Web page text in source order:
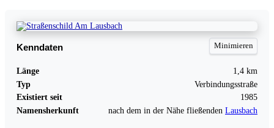
Kenndaten
Länge
1,4 km
Typ
Verbindungsstraße
Existiert seit
1985
Namensherkunft
nach dem in der Nähe fließenden Lausbach